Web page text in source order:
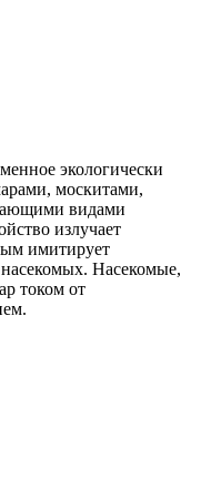
экологически
москитами,
видами
излучает
имитирует
Насекомые,
током от